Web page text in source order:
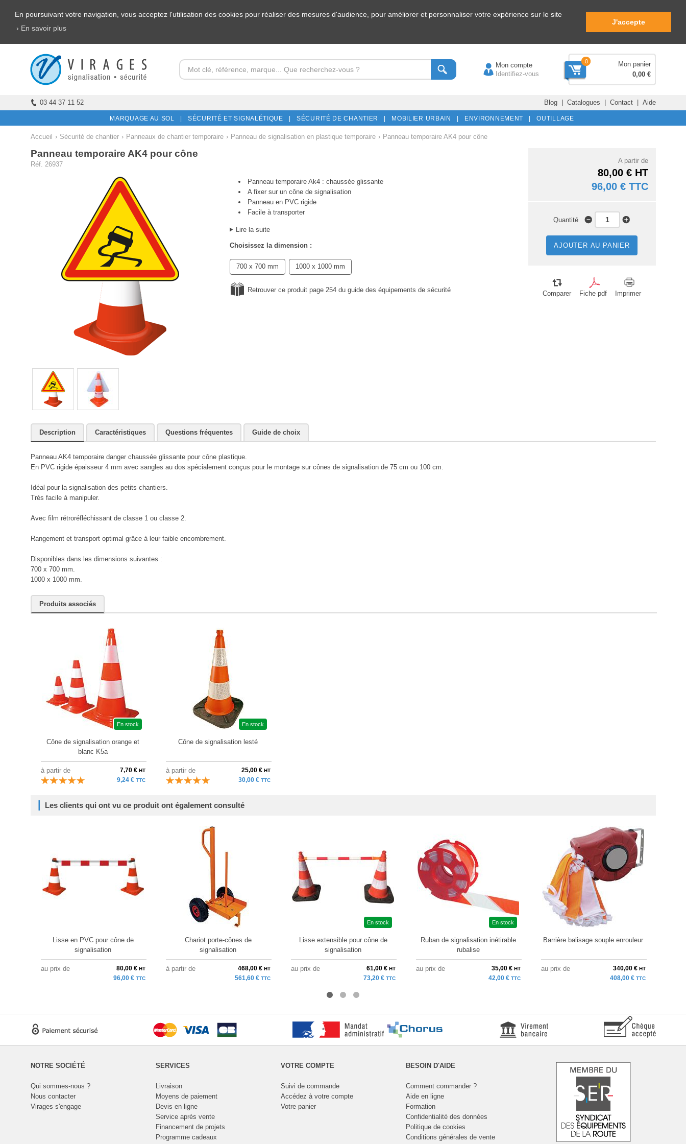
En poursuivant votre navigation, vous acceptez l'utilisation des cookies pour réaliser des mesures d'audience, pour améliorer et personnaliser votre expérience sur le site
› En savoir plus
J'accepte
Mon compte
Identifiez-vous
0
Mon panier
0,00 €
03 44 37 11 52 Blog| Catalogues | Contact| Aide
MARQUAGE AU SOL | SÉCURITÉ ET SIGNALÉTIQUE | SÉCURITÉ DE CHANTIER | MOBILIER URBAIN | ENVIRONNEMENT | OUTILLAGE
Accueil › Sécurité de chantier › Panneaux de chantier temporaire › Panneau de signalisation en plastique temporaire › Panneau temporaire AK4 pour cône
Panneau temporaire AK4 pour cône
Réf. 26937
Panneau temporaire Ak4 : chaussée glissante
A fixer sur un cône de signalisation
Panneau en PVC rigide
Facile à transporter
Lire la suite
Choisissez la dimension :
700 x 700 mm 1000 x 1000 mm
Retrouver ce produit page 254 du guide des équipements de sécurité
A partir de
80,00 € HT
96,00 € TTC
Quantité
AJOUTER AU PANIER
Comparer Fiche pdf Imprimer
Description Caractéristiques Questions fréquentes Guide de choix
Panneau AK4 temporaire danger chaussée glissante pour cône plastique.
En PVC rigide épaisseur 4 mm avec sangles au dos spécialement conçus pour le montage sur cônes de signalisation de 75 cm ou 100 cm.
Idéal pour la signalisation des petits chantiers.
Très facile à manipuler.
Avec film rétroréfléchissant de classe 1 ou classe 2.
Rangement et transport optimal grâce à leur faible encombrement.
Disponibles dans les dimensions suivantes :
700 x 700 mm.
1000 x 1000 mm.
Produits associés
En stock
Cône de signalisation orange et
blanc K5a
à partir de 7,70 € HT
9,24 € TTC
En stock
Cône de signalisation lesté
à partir de 25,00 € HT
30,00 € TTC
Les clients qui ont vu ce produit ont également consulté
Lisse en PVC pour cône de
signalisation
au prix de 80,00 € HT
96,00 € TTC
Chariot porte-cônes de
signalisation
à partir de 468,00 € HT
561,60 € TTC
En stock
Lisse extensible pour cône de
signalisation
au prix de 61,00 € HT
73,20 € TTC
En stock
Ruban de signalisation inétirable
rubalise
au prix de 35,00 € HT
42,00 € TTC
Barrière balisage souple enrouleur
au prix de 340,00 € HT
408,00 € TTC
NOTRE SOCIÉTÉ
Qui sommes-nous ?
Nous contacter
Virages s'engage
SERVICES
Livraison
Moyens de paiement
Devis en ligne
Service après vente
Financement de projets
Programme cadeaux
VOTRE COMPTE
Suivi de commande
Accédez à votre compte
Votre panier
BESOIN D'AIDE
Comment commander ?
Aide en ligne
Formation
Confidentialité des données
Politique de cookies
Conditions générales de vente